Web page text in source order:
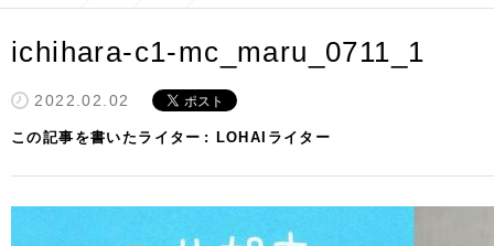
ichihara-c1-mc_maru_0711_1
2022.02.02
この記事を書いたライター LOHAIライター